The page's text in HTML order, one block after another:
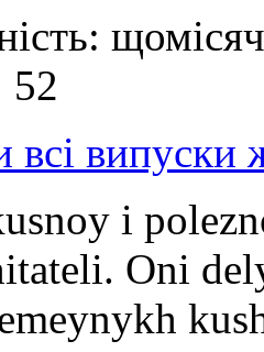
52
всі випуски
i
Oni